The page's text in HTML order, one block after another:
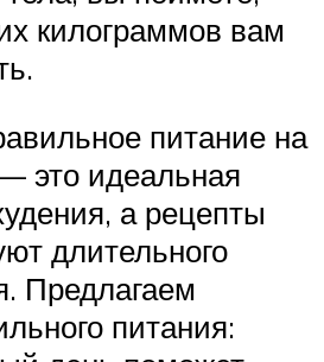
килограммов вам
питание на
это идеальная
а рецепты
длительного
Предлагаем
питания: